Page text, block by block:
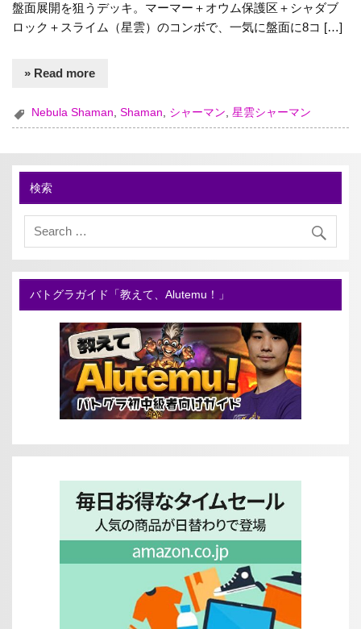
盤面展開を狙うデッキ。マーマー＋オウム保護区＋シャダブ
ロック＋スライム（星雲）のコンボで、一気に盤面に8コ […]
» Read more
Nebula Shaman,Shaman, シャーマン,星雲シャーマン
検索
バトグラガイド「教えて、Alutemu！」